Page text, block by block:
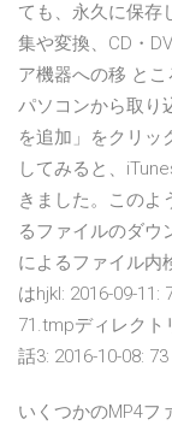
ても、永久に保存
集や変換、CD・
ア機器への移 と
パソコンから取り
を追加」をクリッ
してみると、
きました。このよ
るファイルのダウ
によるファイル内
はhjkl: 2016-09-11:
71.tmpディレクト
話3: 2016-10-08: 73
いくつかのMP4フ